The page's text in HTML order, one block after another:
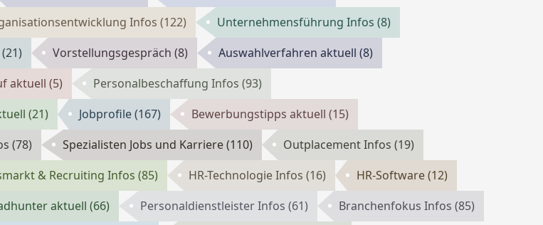
Infos (122) Unternehmensführung Infos (8)
(21) Vorstellungsgespräch (8) Auswahlverfahren aktuell (8)
aktuell (5) Personalbeschaffung Infos (93)
(21) Jobprofile(167) Bewerbungstipps aktuell (15)
(78) Spezialisten Jobs und Karriere(110) Outplacement Infos (19)
& Recruiting Infos (85) HR-Technologie Infos (16) HR-Software(12)
aktuell (66) Personaldienstleister Infos (61) Branchenfokus Infos (85)